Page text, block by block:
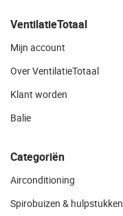
VentilatieTotaal
Mijn account
Over VentilatieTotaal
Klant worden
Balie
Categoriën
Airconditioning
Spirobuizen & hulpstukken